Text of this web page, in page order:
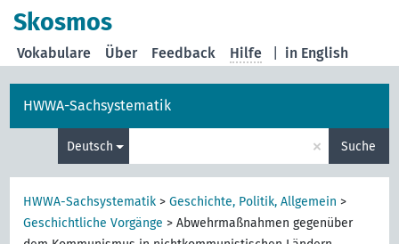
Skosmos
in English
Vokabulare Über Feedback Hilfe
HWWA-Sachsystematik
Deutsch × Suche
HWWA-Sachsystematik >Geschichte, Politik, Allgemein >
Geschichtliche Vorgänge >Abwehrmaßnahmen gegenüber